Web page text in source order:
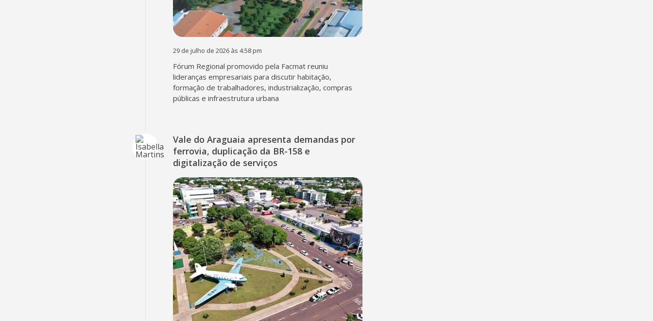
29 de julho de 2026 às 4:58 pm
Fórum Regional promovido pela Facmat reuniu
lideranças empresariais para discutir habitação,
formação de trabalhadores, industrialização, compras
públicas e infraestrutura urbana
Vale do Araguaia apresenta demandas por
ferrovia, duplicação da BR-158 e
digitalização de serviços